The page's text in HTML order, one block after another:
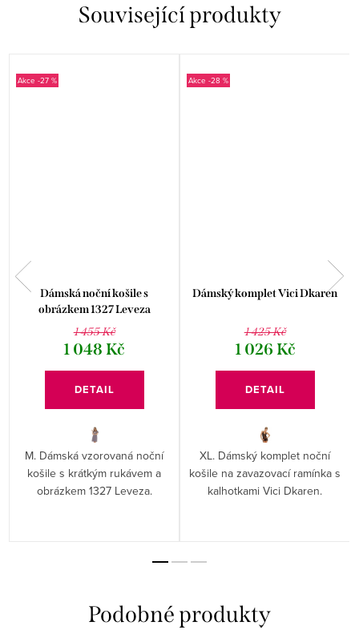
Související produkty
-27 %
Dámská noční košile s
obrázkem 1327 Leveza
1 455 Kč
1 048 Kč
DETAIL
M. Dámská vzorovaná noční
košile s krátkým rukávem a
obrázkem 1327 Leveza.
-28 %
Dámský komplet Vici Dkaren
1 425 Kč
1 026 Kč
DETAIL
XL. Dámský komplet noční
košile na zavazovací ramínka s
kalhotkami Vici Dkaren.